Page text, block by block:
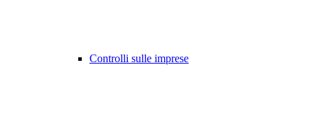
Controlli sulle imprese